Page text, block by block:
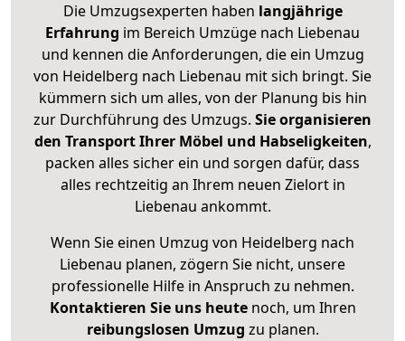
Die Umzugsexperten haben langjährige
Erfahrung im Bereich Umzüge nach Liebenau
und kennen die Anforderungen, die ein Umzug
von Heidelberg nach Liebenau mit sich bringt. Sie
kümmern sich um alles, von der Planung bis hin
zur Durchführung des Umzugs. Sie organisieren
den Transport Ihrer Möbel und Habseligkeiten,
packen alles sicher ein und sorgen dafür, dass
alles rechtzeitig an Ihrem neuen Zielort in
Liebenau ankommt.
Wenn Sie einen Umzug von Heidelberg nach
Liebenau planen, zögern Sie nicht, unsere
professionelle Hilfe in Anspruch zu nehmen.
Kontaktieren Sie uns heutenoch, um Ihren
reibungslosen Umzug zu planen.